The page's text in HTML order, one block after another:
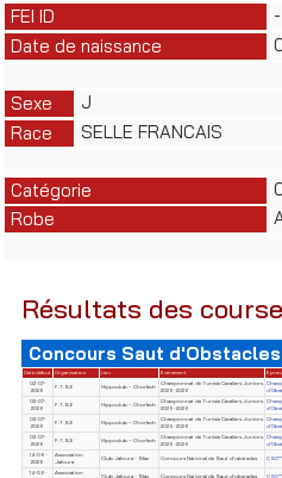
FEI ID
-
Date de naissance
Sexe
J
Race
SELLE FRANCAIS
Catégorie
Robe
Résultats des
Concours Saut d'Obstacles
Date début Organisateur Lieu Evènement
02-07-
2026
F.T.S.E Hippoclub – Chorfech
Championnat de Tunisie Cavaliers Juniors
2025-2026
02-07-
2026
F.T.S.E Hippoclub – Chorfech
Championnat de Tunisie Cavaliers Juniors
2025-2026
02-07-
2026
F.T.S.E Hippoclub – Chorfech
Championnat de Tunisie Cavaliers Juniors
2025-2026
02-07-
2026
F.T.S.E Hippoclub – Chorfech
Championnat de Tunisie Cavaliers Juniors
2025-2026
14-06-
2026
Association
Jafoura
Club Jafoura - Sfax Concours National de Saut d'obstacles
14-06-
Association
Club Jafoura - Sfax Concours National de Saut d'obstacles CSO**